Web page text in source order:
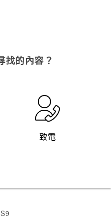
找的內容？
致電